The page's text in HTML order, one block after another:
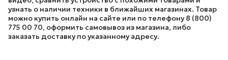
узнать о наличии техники в ближайших магазинах. Товар
можно купить онлайн на сайте или по телефону 8 (800)
775 00 70, оформить самовывоз из магазина, либо
заказать доставку по указанному адресу.